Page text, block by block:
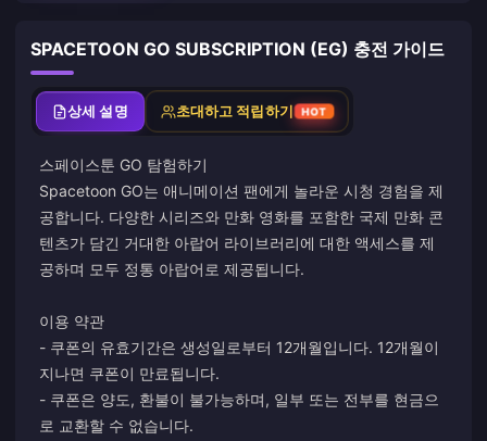
SPACETOON GO SUBSCRIPTION (EG) 충전 가이드
상세 설명 초대하고 적립하기 HOT
스페이스툰 GO 탐험하기
Spacetoon GO는 애니메이션 팬에게 놀라운 시청 경험을 제
공합니다. 다양한 시리즈와 만화 영화를 포함한 국제 만화 콘
텐츠가 담긴 거대한 아랍어 라이브러리에 대한 액세스를 제
공하며 모두 정통 아랍어로 제공됩니다.
이용 약관
- 쿠폰의 유효기간은 생성일로부터 12개월입니다. 12개월이
지나면 쿠폰이 만료됩니다.
- 쿠폰은 양도, 환불이 불가능하며, 일부 또는 전부를 현금으
로 교환할 수 없습니다.